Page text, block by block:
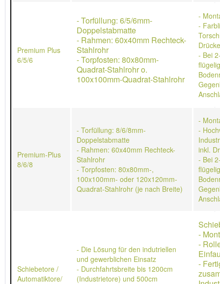
Premium Plus
6/5/6
- Torfüllung: 6/5/6mm-
Doppelstabmatte
- Rahmen: 60x40mm Rechteck-
Stahlrohr
- Torpfosten: 80x80mm-
Quadrat-Stahlrohr o.
100x100mm-Quadrat-Stahlrohr
-
-
- Bei
Premium-Plus
8/6/8
- Torfüllung: 8/6/8mm-
Doppelstabmatte
- Rahmen: 60x40mm Rechteck-
Stahlrohr
- Torpfosten: 80x80mm-,
100x100mm- oder 120x120mm-
Quadrat-Stahlrohr (je nach Breite)
-
-
inkl.
- Bei
Schiebetore /
Automatiktore/
- Die Lösung für den indutriellen
und gewerblichen Einsatz
- Durchfahrtsbreite bis 1200cm
(Industrietore) und 500cm
-
-
-